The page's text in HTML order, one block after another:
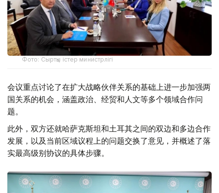
Фото: Сыртқы істер министрлігі
会议重点讨论了在扩大战略伙伴关系的基础上进一步加强两
国关系的机会，涵盖政治、经贸和人文等多个领域合作问
题。
此外，双方还就哈萨克斯坦和土耳其之间的双边和多边合作
发展，以及当前区域议程上的问题交换了意见，并概述了落
实最高级别协议的具体步骤。